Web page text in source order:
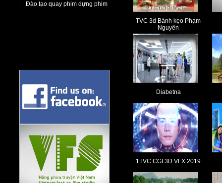
Đào tạo quay phim dựng phim
TVC 3d Bánh kẹo Phạm
Nguyên
Diabetna
1TVC CGI 3D VFX 2019